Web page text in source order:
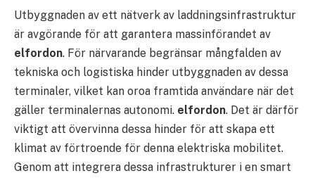
Utbyggnaden av ett nätverk av laddningsinfrastruktur
är avgörande för att garantera massinförandet av
elfordon. För närvarande begränsar mångfalden av
tekniska och logistiska hinder utbyggnaden av dessa
terminaler, vilket kan oroa framtida användare när det
gäller terminalernas autonomi. elfordon. Det är därför
viktigt att övervinna dessa hinder för att skapa ett
klimat av förtroende för denna elektriska mobilitet.
Genom att integrera dessa infrastrukturer i en smart